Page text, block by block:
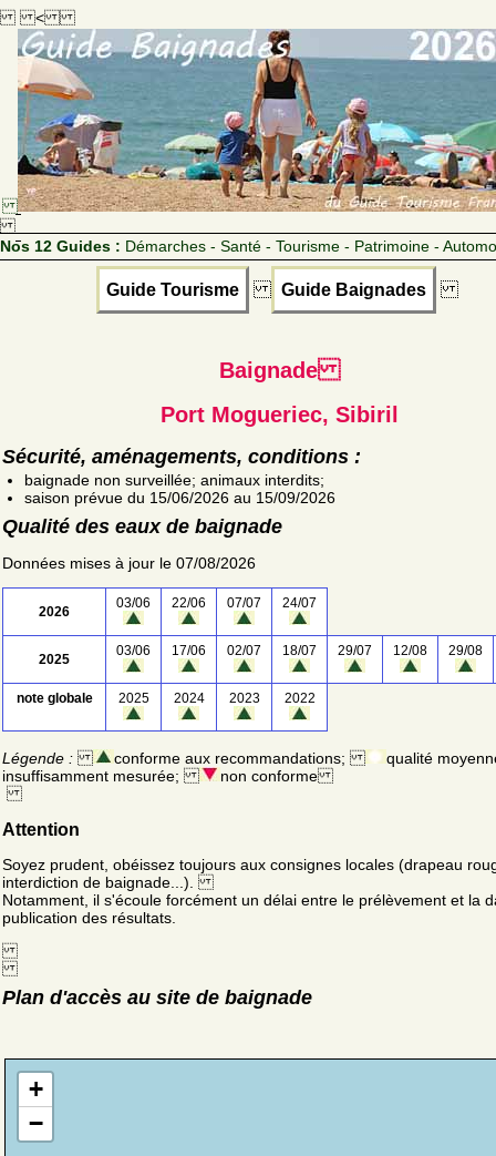
<
Nos 12 Guides : Démarches - Santé - Tourisme - Patrimoine -
Guide Tourisme Guide Baignades
Baignade
Port Mogueriec, Sibiril
Sécurité, aménagements, conditions :
baignade non surveillée; animaux interdits;
saison prévue du 15/06/2026 au 15/09/2026
Qualité des eaux de baignade
Données mises à jour le 07/08/2026
2026
03/06 22/06 07/07 24/07
2025
03/06 17/06 02/07 18/07 29/07 12/08 29/08
note globale 2025 2024 2023 2022
Légende : conforme aux recommandations;
qualité
insuffisamment mesurée;
non conforme
Attention
Soyez prudent, obéissez toujours aux consignes locales (drapeau
interdiction de baignade...).
Notamment, il s'écoule forcément un délai entre le prélèvement et la
publication des résultats.
Plan d'accès au site de baignade
+
−